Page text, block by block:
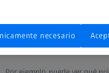
Con la trazabilidad en ZEISS
inspección. Este cálculo
elementos.
necesario